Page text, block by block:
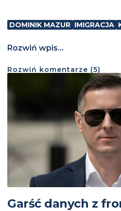
DOMINIK MAZUR IMIGRACJA
Rozwiń wpis...
Rozwiń komentarze (5)
Garść danych z